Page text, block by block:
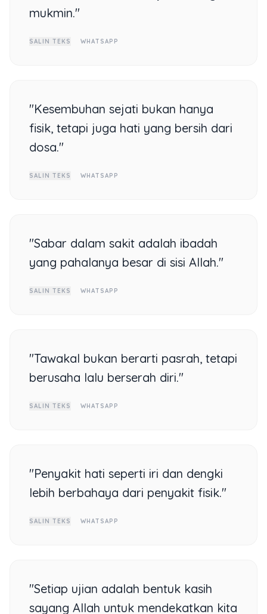
mukmin."
SALIN TEKS WHATSAPP
"Kesembuhan sejati bukan hanya
fisik, tetapi juga hati yang bersih dari
dosa."
SALIN TEKS WHATSAPP
"Sabar dalam sakit adalah ibadah
yang pahalanya besar di sisi Allah."
SALIN TEKS WHATSAPP
"Tawakal bukan berarti pasrah, tetapi
berusaha lalu berserah diri."
SALIN TEKS WHATSAPP
"Penyakit hati seperti iri dan dengki
lebih berbahaya dari penyakit fisik."
SALIN TEKS WHATSAPP
"Setiap ujian adalah bentuk kasih
sayang Allah untuk mendekatkan kita